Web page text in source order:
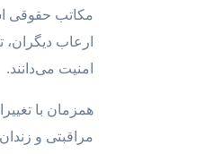
مکاتب حقوقی
ارعاب
امنیت می‌دانند.
همزمان با